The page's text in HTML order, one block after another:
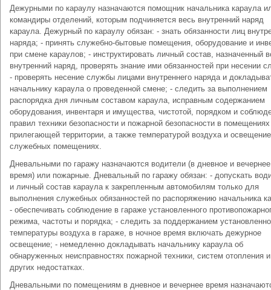
Дежурными по караулу назначаются помощник начальника караула
командиры отделений, которым подчиняется весь внутренний наряд
караула. Дежурный по караулу обязан: - знать обязанности лиц
наряда; - принять служебно-бытовые помещения, оборудование и
при смене караулов; - инструктировать личный состав, назначенный
внутренний наряд, проверять знание ими обязанностей при несении
- проверять несение службы лицами внутреннего наряда и
начальнику караула о проведенной смене; - следить за выполнением
распорядка дня личным составом караула, исправным содержанием
оборудования, инвентаря и имущества, чистотой, порядком и
правил техники безопасности и пожарной безопасности в
прилегающей территории, а также температурой воздуха и
служебных помещениях.
Дневальными по гаражу назначаются водители (в дневное и вечернее
время) или пожарные. Дневальный по гаражу обязан: - допускать
и личный состав караула к закрепленным автомобилям только для
выполнения служебных обязанностей по распоряжению начальника
- обеспечивать соблюдение в гараже установленного
режима, частоты и порядка; - следить за поддержанием
температуры воздуха в гараже, в ночное время включать дежурное
освещение; - немедленно докладывать начальнику караула об
обнаруженных неисправностях пожарной техники, систем отопления и
других недостатках.
Дневальными по помещениям в дневное и вечернее время